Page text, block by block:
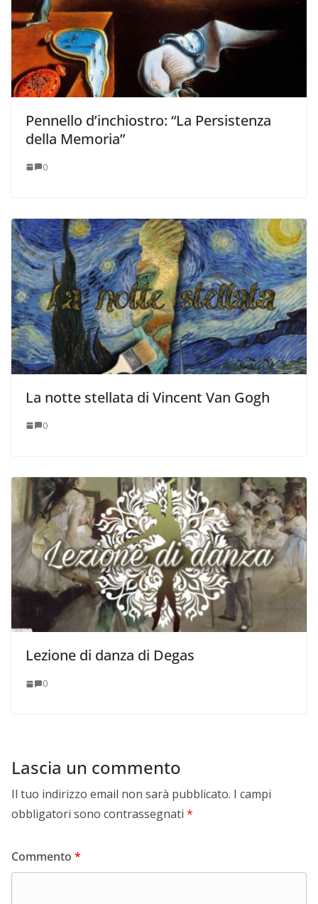
Pennello d’inchiostro: “La Persistenza
della Memoria”
0
La notte stellata di Vincent Van Gogh
0
Lezione di danza di Degas
0
Lascia un commento
Il tuo indirizzo email non sarà pubblicato. I campi
obbligatori sono contrassegnati *
Commento *